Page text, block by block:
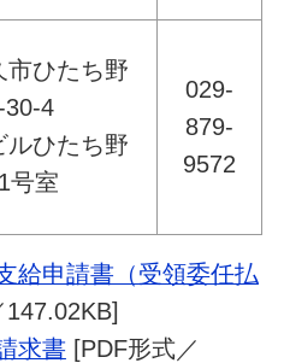
市ひたち野
30-4
ルひたち野
室
029-
879-
9572
給申請書（受領委任払
147.02KB]
求書[PDF形式／